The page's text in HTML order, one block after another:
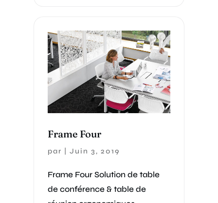
Frame Four
par Juin 3, 2019
Frame Four Solution de table
de conférence & table de